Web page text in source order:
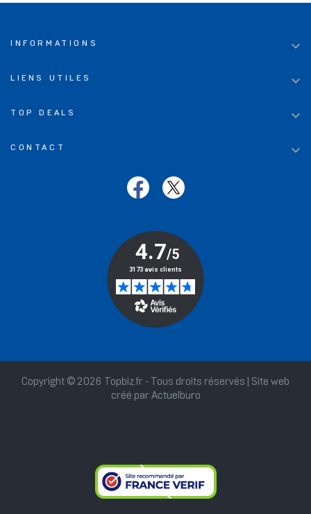
INFORMATIONS 
LIENS UTILES 
TOP DEALS 
CONTACT 
Copyright © 2026 Topbiz.fr - Tous droits réservés | Site web
créé par Actuelburo